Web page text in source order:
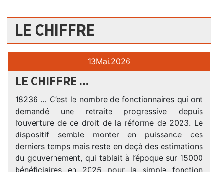
LE CHIFFRE
13Mai.2026
LE CHIFFRE …
18236 … C’est le nombre de fonctionnaires qui ont
demandé une retraite progressive depuis
l’ouverture de ce droit de la réforme de 2023. Le
dispositif semble monter en puissance ces
derniers temps mais reste en deçà des estimations
du gouvernement, qui tablait à l’époque sur 15000
bénéficiaires en 2025 pour la simple fonction